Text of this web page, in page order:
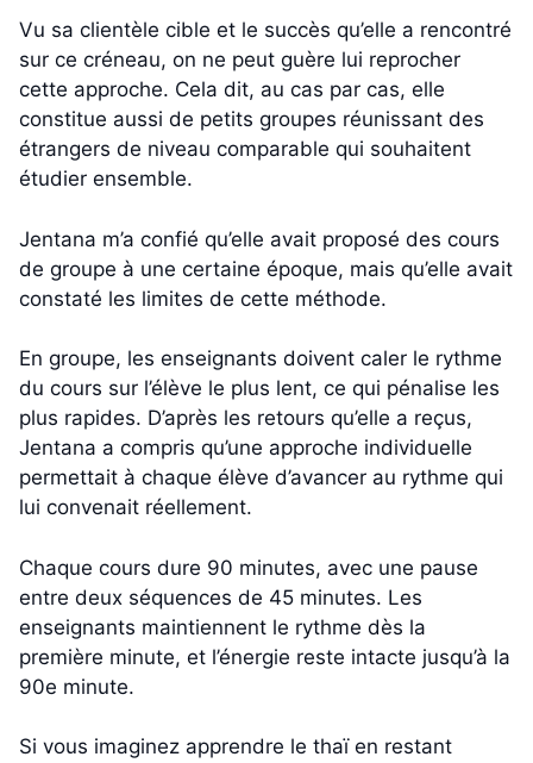
Vu sa clientèle cible et le succès qu’elle a rencontré
sur ce créneau, on ne peut guère lui reprocher
cette approche. Cela dit, au cas par cas, elle
constitue aussi de petits groupes réunissant des
étrangers de niveau comparable qui souhaitent
étudier ensemble.
Jentana m’a confié qu’elle avait proposé des cours
de groupe à une certaine époque, mais qu’elle avait
constaté les limites de cette méthode.
En groupe, les enseignants doivent caler le rythme
du cours sur l’élève le plus lent, ce qui pénalise les
plus rapides. D’après les retours qu’elle a reçus,
Jentana a compris qu’une approche individuelle
permettait à chaque élève d’avancer au rythme qui
lui convenait réellement.
Chaque cours dure 90 minutes, avec une pause
entre deux séquences de 45 minutes. Les
enseignants maintiennent le rythme dès la
première minute, et l’énergie reste intacte jusqu’à la
90e minute.
Si vous imaginez apprendre le thaï en restant